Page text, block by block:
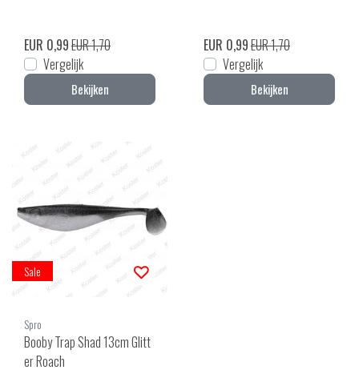
EUR 0,99EUR 1,70
Vergelijk
Bekijken
EUR 0,99EUR 1,70
Vergelijk
Bekijken
Sale
Spro
Booby Trap Shad 13cm Glitt
er Roach